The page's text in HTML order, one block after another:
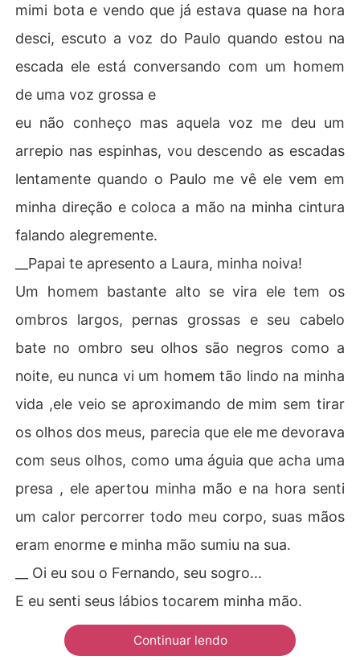
mimi bota e vendo que já estava quase na hora
desci, escuto a voz do Paulo quando estou na
escada ele está conversando com um homem
de uma voz grossa e
eu não conheço mas aquela voz me deu um
arrepio nas espinhas, vou descendo as escadas
lentamente quando o Paulo me vê ele vem em
minha direção e coloca a mão na minha cintura
falando alegremente.
__Papai te apresento a Laura, minha noiva!
Um homem bastante alto se vira ele tem os
ombros largos, pernas grossas e seu cabelo
bate no ombro seu olhos são negros como a
noite, eu nunca vi um homem tão lindo na minha
vida ,ele veio se aproximando de mim sem tirar
os olhos dos meus, parecia que ele me devorava
com seus olhos, como uma águia que acha uma
presa , ele apertou minha mão e na hora senti
um calor percorrer todo meu corpo, suas mãos
eram enorme e minha mão sumiu na sua.
__ Oi eu sou o Fernando, seu sogro...
E eu senti seus lábios tocarem minha mão.
Continuar lendo